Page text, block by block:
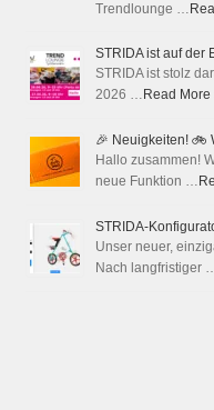
Trendlounge …
STRIDA ist auf der
STRIDA ist stolz
2026 … Read More
🎉 Neuigkeiten! 🚲
Hallo zusammen!
neue Funktion …
STRIDA-
Unser neuer,
Nach langfristiger